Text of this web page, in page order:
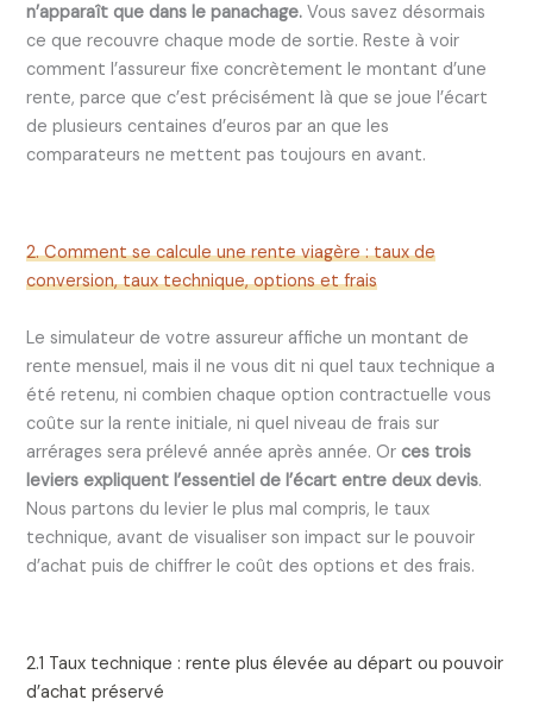
n’apparaît que dans le panachage. Vous savez désormais
ce que recouvre chaque mode de sortie. Reste à voir
comment l’assureur fixe concrètement le montant d’une
rente, parce que c’est précisément là que se joue l’écart
de plusieurs centaines d’euros par an que les
comparateurs ne mettent pas toujours en avant.
2. Comment se calcule une rente viagère : taux de
conversion, taux technique, options et frais
Le simulateur de votre assureur affiche un montant de
rente mensuel, mais il ne vous dit ni quel taux technique a
été retenu, ni combien chaque option contractuelle vous
coûte sur la rente initiale, ni quel niveau de frais sur
arrérages sera prélevé année après année. Orces trois
leviers expliquent l’essentiel de l’écart entre deux devis.
Nous partons du levier le plus mal compris, le taux
technique, avant de visualiser son impact sur le pouvoir
d’achat puis de chiffrer le coût des options et des frais.
2.1 Taux technique : rente plus élevée au départ ou pouvoir
d’achat préservé